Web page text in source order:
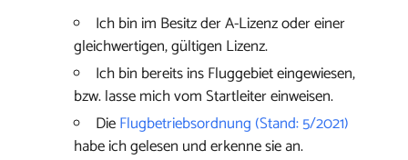
Ich bin im Besitz der A-Lizenz oder einer
gleichwertigen, gültigen Lizenz.
Ich bin bereits ins Fluggebiet eingewiesen,
bzw. lasse mich vom Startleiter einweisen.
DieFlugbetriebsordnung (Stand: 5/2021)
habe ich gelesen und erkenne sie an.